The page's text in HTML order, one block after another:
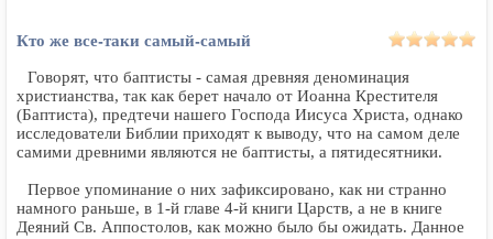
Кто же все-таки самый-самый
Говорят, что баптисты - самая древняя деноминация
христианства, так как берет начало от Иоанна Крестителя
(Баптиста), предтечи нашего Господа Иисуса Христа, однако
исследователи Библии приходят к выводу, что на самом деле
самими древними являются не баптисты, а пятидесятники.
Первое упоминание о них зафиксировано, как ни странно
намного раньше, в 1-й главе 4-й книги Царств, а не в книге
Деяний Св. Аппостолов, как можно было бы ожидать. Данное